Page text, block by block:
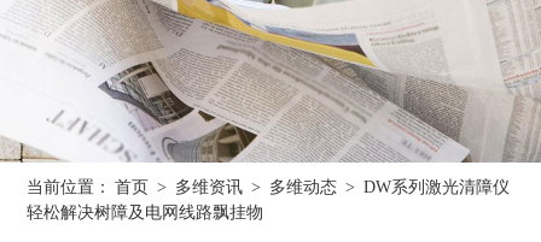
首页
当前位置： 首页 > 多维资讯 > 多维动态 > DW系列激光清障仪
轻松解决树障及电网线路飘挂物